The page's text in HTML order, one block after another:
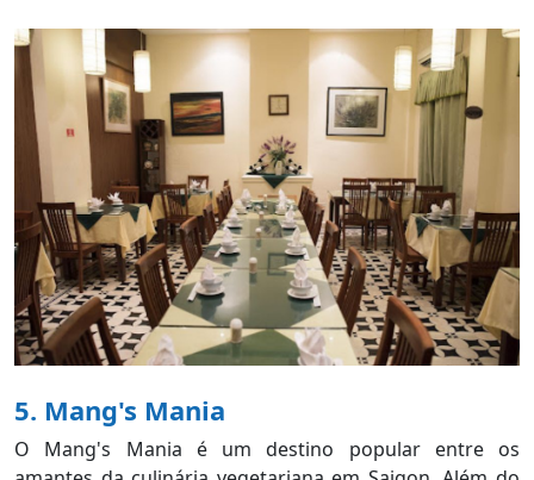
5. Mang's Mania
O Mang's Mania é um destino popular entre os